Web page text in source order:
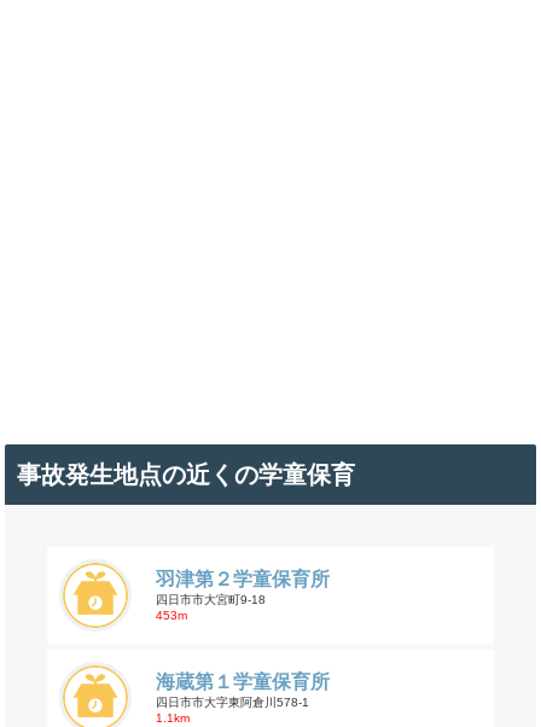
事故発生地点の近くの学童保育
羽津第２学童保育所
四日市市大宮町9-18
453m
海蔵第１学童保育所
四日市市大字東阿倉川578-1
1.1km